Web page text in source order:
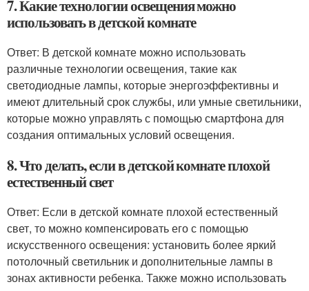
7. Какие технологии освещения можно
использовать в детской комнате
Ответ: В детской комнате можно использовать
различные технологии освещения, такие как
светодиодные лампы, которые энергоэффективны и
имеют длительный срок службы, или умные светильники,
которые можно управлять с помощью смартфона для
создания оптимальных условий освещения.
8. Что делать, если в детской комнате плохой
естественный свет
Ответ: Если в детской комнате плохой естественный
свет, то можно компенсировать его с помощью
искусственного освещения: установить более яркий
потолочный светильник и дополнительные лампы в
зонах активности ребенка. Также можно использовать